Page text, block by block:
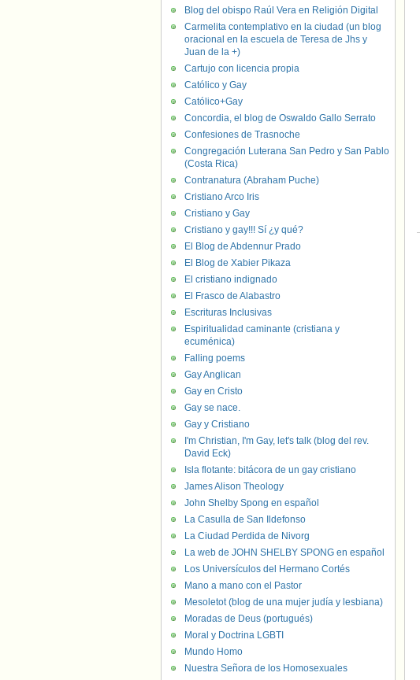
Blog del obispo Raúl Vera en Religión Digital
Carmelita contemplativo en la ciudad (un blog
oracional en la escuela de Teresa de Jhs y
Juan de la +)
Cartujo con licencia propia
Católico y Gay
Católico+Gay
Concordia, el blog de Oswaldo Gallo Serrato
Confesiones de Trasnoche
Congregación Luterana San Pedro y San Pablo
(Costa Rica)
Contranatura (Abraham Puche)
Cristiano Arco Iris
Cristiano y Gay
Cristiano y gay!!! Sí ¿y qué?
El Blog de Abdennur Prado
El Blog de Xabier Pikaza
El cristiano indignado
El Frasco de Alabastro
Escrituras Inclusivas
Espiritualidad caminante (cristiana y
ecuménica)
Falling poems
Gay Anglican
Gay en Cristo
Gay se nace.
Gay y Cristiano
I'm Christian, I'm Gay, let's talk (blog del rev.
David Eck)
Isla flotante: bitácora de un gay cristiano
James Alison Theology
John Shelby Spong en español
La Casulla de San Ildefonso
La Ciudad Perdida de Nivorg
La web de JOHN SHELBY SPONG en español
Los Universículos del Hermano Cortés
Mano a mano con el Pastor
Mesoletot (blog de una mujer judía y lesbiana)
Moradas de Deus (portugués)
Moral y Doctrina LGBTI
Mundo Homo
Nuestra Señora de los Homosexuales